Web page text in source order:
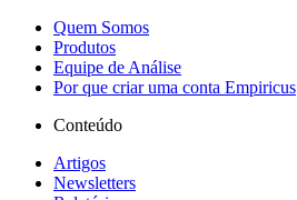
Quem Somos
Produtos
Equipe de Análise
Por que criar uma conta Empiricus
Conteúdo
Artigos
Newsletters